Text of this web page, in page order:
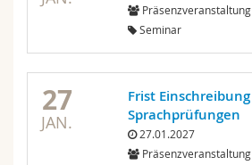
Präsenzveranstaltung
Seminar
27
JAN.
Frist
Sprachprüfungen
27.01.2027
Präsenzveranstaltung